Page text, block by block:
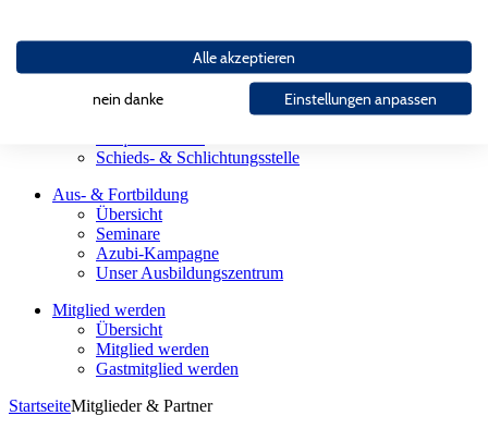
Bauherren
Firmensuche
Sachverständige
Schieds- & Schlichtungsstelle
Aus- & Fortbildung
Übersicht
Seminare
Azubi-Kampagne
Unser Ausbildungszentrum
Mitglied werden
Übersicht
Mitglied werden
Gastmitglied werden
StartseiteMitglieder & Partner
Alle akzeptieren
nein danke Einstellungen anpassen